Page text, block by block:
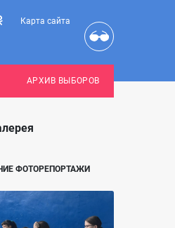
Карта сайта
АРХИВ ВЫБОРОВ
ФОТОРЕПОРТАЖИ